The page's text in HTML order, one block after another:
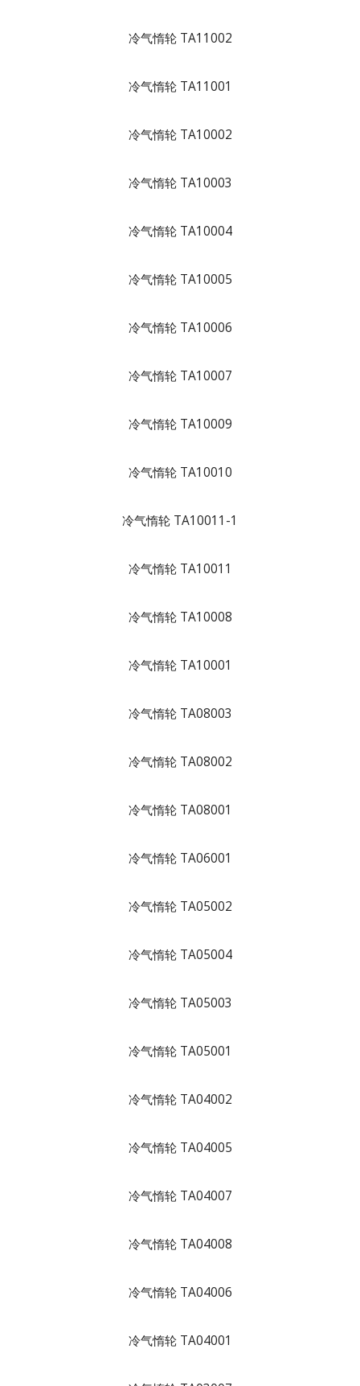
冷气惰轮 TA11002
冷气惰轮 TA11001
冷气惰轮 TA10002
冷气惰轮 TA10003
冷气惰轮 TA10004
冷气惰轮 TA10005
冷气惰轮 TA10006
冷气惰轮 TA10007
冷气惰轮 TA10009
冷气惰轮 TA10010
冷气惰轮 TA10011-1
冷气惰轮 TA10011
冷气惰轮 TA10008
冷气惰轮 TA10001
冷气惰轮 TA08003
冷气惰轮 TA08002
冷气惰轮 TA08001
冷气惰轮 TA06001
冷气惰轮 TA05002
冷气惰轮 TA05004
冷气惰轮 TA05003
冷气惰轮 TA05001
冷气惰轮 TA04002
冷气惰轮 TA04005
冷气惰轮 TA04007
冷气惰轮 TA04008
冷气惰轮 TA04006
冷气惰轮 TA04001